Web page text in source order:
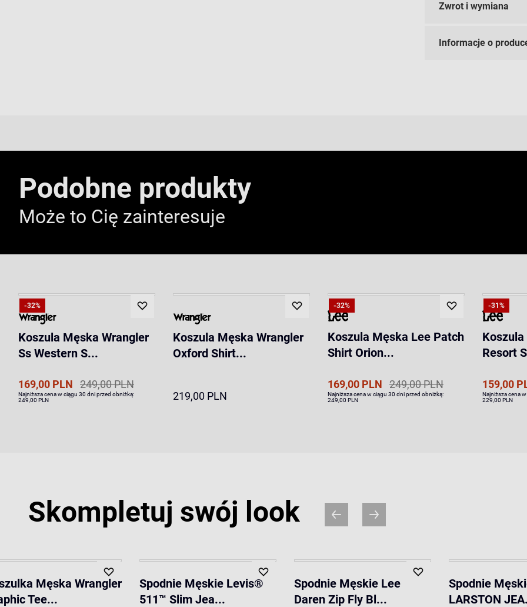
Zwrot i wymiana
Informacje o
Podobne produkty
Może to Cię zainteresuje
-32%
Koszula Męska Wrangler
Ss Western S...
169,00 PLN 249,00 PLN
Najniższa cena w ciągu 30 dni przed obniżką:
249,00 PLN
Koszula Męska Wrangler
Oxford Shirt...
219,00 PLN
-32%
Koszula Męska Lee Patch
Shirt Orion...
169,00 PLN 249,00 PLN
Najniższa cena w ciągu 30 dni przed obniżką:
249,00 PLN
-31%
Resort
159,00
Najniższa cena
229,00 PLN
Skompletuj swój look
Męska Wrangler
Tee...
Spodnie Męskie Levis®
511™ Slim Jea...
Spodnie Męskie Lee
Daren Zip Fly Bl...
Spodnie
LARSTON